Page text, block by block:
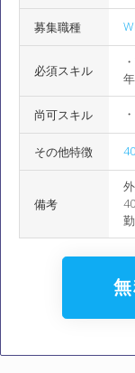
募集職種
必須スキル
尚可スキル
その他特徴
備考